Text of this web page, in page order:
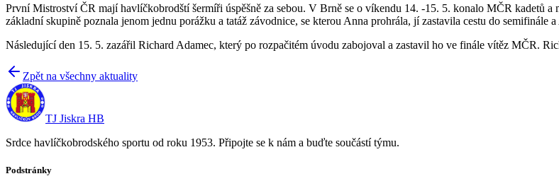
První Mistroství ČR mají havlíčkobrodští šermíři úspěšně za sebou. V Brně se o víkendu 14. -15. 5. konalo MČR kadetů
základní skupině poznala jenom jednu porážku a tatáž závodnice, se kterou Anna prohrála, jí zastavila cestu do semifinále
Následující den 15. 5. zazářil Richard Adamec, který po rozpačitém úvodu zabojoval a zastavil ho ve finále vítěz MČR.
Zpět na všechny aktuality
TJ Jiskra HB
Srdce havlíčkobrodského sportu od roku 1953. Připojte se k nám a buďte součástí týmu.
Podstránky